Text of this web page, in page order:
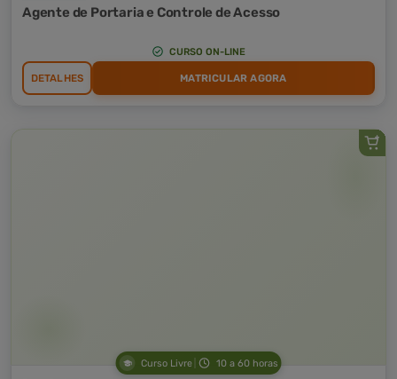
Agente de Portaria e Controle de Acesso
CURSO ON-LINE
DETALHES MATRICULAR AGORA
Curso Livre 10 a 60 horas